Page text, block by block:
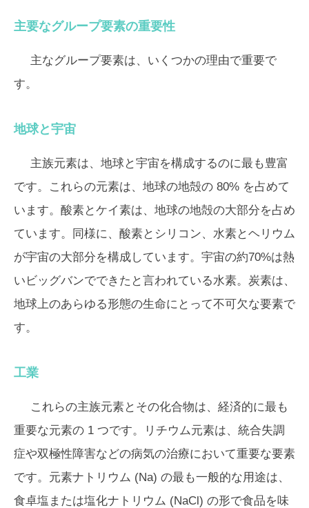
主要なグループ要素の重要性
主なグループ要素は、いくつかの理由で重要で
す。
地球と宇宙
主族元素は、地球と宇宙を構成するのに最も豊富
です。これらの元素は、地球の地殻の 80% を占めて
います。酸素とケイ素は、地球の地殻の大部分を占め
ています。同様に、酸素とシリコン、水素とヘリウム
が宇宙の大部分を構成しています。宇宙の約70%は熱
いビッグバンでできたと言われている水素。炭素は、
地球上のあらゆる形態の生命にとって不可欠な要素で
す。
工業
これらの主族元素とその化合物は、経済的に最も
重要な元素の 1 つです。リチウム元素は、統合失調
症や双極性障害などの病気の治療において重要な要素
です。元素ナトリウム (Na) の最も一般的な用途は、
食卓塩または塩化ナトリウム (NaCl) の形で食品を味